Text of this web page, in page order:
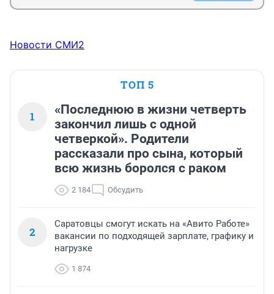
Новости СМИ2
ТОП 5
1
«Последнюю в жизни четверть
закончил лишь с одной
четверкой». Родители
рассказали про сына, который
всю жизнь боролся с раком
2 184 Обсудить
2
Саратовцы смогут искать на «Авито Работе»
вакансии по подходящей зарплате, графику и
нагрузке
1 874